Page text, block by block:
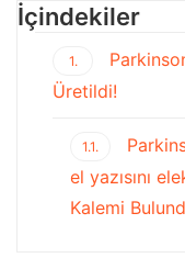
İçindekiler
1.
Üretildi!
1.1.
el yazısını
Kalemi